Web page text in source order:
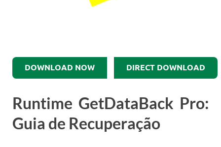
DOWNLOAD NOW DIRECT DOWNLOAD
Runtime GetDataBack Pro:
Guia de Recuperação